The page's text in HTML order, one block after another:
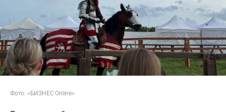
Фото: «БИЗНЕС Online»